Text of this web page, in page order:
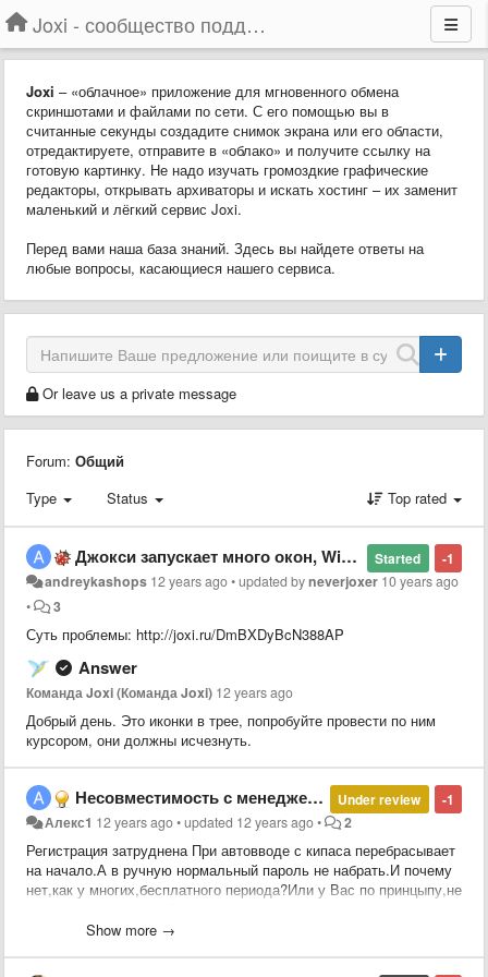
Joxi - сообщество поддержки
Joxi – «облачное» приложение для мгновенного обмена
скриншотами и файлами по сети. С его помощью вы в
считанные секунды создадите снимок экрана или его области,
отредактируете, отправите в «облако» и получите ссылку на
готовую картинку. Не надо изучать громоздкие графические
редакторы, открывать архиваторы и искать хостинг – их заменит
маленький и лёгкий сервис Joxi.
Перед вами наша база знаний. Здесь вы найдете ответы на
любые вопросы, касающиеся нашего сервиса.
Or leave us a private message
Forum: Общий
Type
Status Top rated
-1
Started
Джокси запускает много окон, Windows7, Joxi Plus
andreykashops 12 years ago•updated byneverjoxer 10 years ago
•
3
Суть проблемы: http://joxi.ru/DmBXDyBcN388AP
Answer
Команда Joxi (Команда Joxi) 12 years ago
Добрый день. Это иконки в трее, попробуйте провести по ним
курсором, они должны исчезнуть.
-1
Under review
Несовместимость с менеджером паролей KeePass.
Алекс1 12 years ago•updated 12 years ago• 2
Регистрация затруднена При автовводе с кипаса перебрасывает
на начало.А в ручную нормальный пароль не набрать.И почему
нет,как у многих,бесплатного периода?Или у Вас по принцыпу,не
Show more →